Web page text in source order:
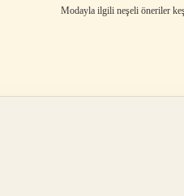
Modayla ilgili neşeli öneriler